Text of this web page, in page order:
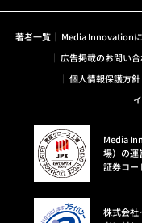
著者一覧 Media Innovation
広告掲載のお問い
個人情報保護方針
Media
場）の運
証券コー
株式会社